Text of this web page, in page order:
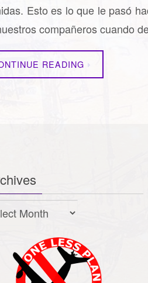
Esto es lo que le pasó
compañeros cuando
READING